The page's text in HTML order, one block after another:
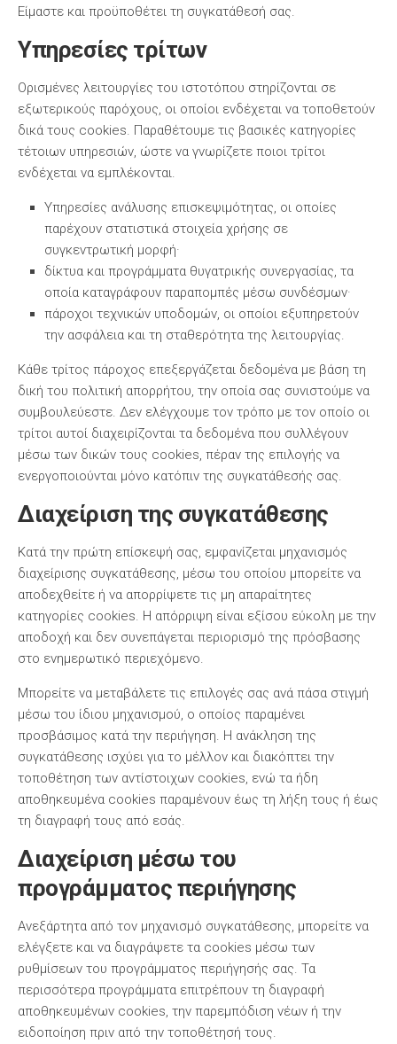
Είμαστε και προϋποθέτει τη συγκατάθεσή σας.
Υπηρεσίες τρίτων
Ορισμένες λειτουργίες του ιστοτόπου στηρίζονται σε
εξωτερικούς παρόχους, οι οποίοι ενδέχεται να τοποθετούν
δικά τους cookies. Παραθέτουμε τις βασικές κατηγορίες
τέτοιων υπηρεσιών, ώστε να γνωρίζετε ποιοι τρίτοι
ενδέχεται να εμπλέκονται.
Υπηρεσίες ανάλυσης επισκεψιμότητας, οι οποίες
παρέχουν στατιστικά στοιχεία χρήσης σε
συγκεντρωτική μορφή·
δίκτυα και προγράμματα θυγατρικής συνεργασίας, τα
οποία καταγράφουν παραπομπές μέσω συνδέσμων·
πάροχοι τεχνικών υποδομών, οι οποίοι εξυπηρετούν
την ασφάλεια και τη σταθερότητα της λειτουργίας.
Κάθε τρίτος πάροχος επεξεργάζεται δεδομένα με βάση τη
δική του πολιτική απορρήτου, την οποία σας συνιστούμε να
συμβουλεύεστε. Δεν ελέγχουμε τον τρόπο με τον οποίο οι
τρίτοι αυτοί διαχειρίζονται τα δεδομένα που συλλέγουν
μέσω των δικών τους cookies, πέραν της επιλογής να
ενεργοποιούνται μόνο κατόπιν της συγκατάθεσής σας.
Διαχείριση της συγκατάθεσης
Κατά την πρώτη επίσκεψή σας, εμφανίζεται μηχανισμός
διαχείρισης συγκατάθεσης, μέσω του οποίου μπορείτε να
αποδεχθείτε ή να απορρίψετε τις μη απαραίτητες
κατηγορίες cookies. Η απόρριψη είναι εξίσου εύκολη με την
αποδοχή και δεν συνεπάγεται περιορισμό της πρόσβασης
στο ενημερωτικό περιεχόμενο.
Μπορείτε να μεταβάλετε τις επιλογές σας ανά πάσα στιγμή
μέσω του ίδιου μηχανισμού, ο οποίος παραμένει
προσβάσιμος κατά την περιήγηση. Η ανάκληση της
συγκατάθεσης ισχύει για το μέλλον και διακόπτει την
τοποθέτηση των αντίστοιχων cookies, ενώ τα ήδη
αποθηκευμένα cookies παραμένουν έως τη λήξη τους ή έως
τη διαγραφή τους από εσάς.
Διαχείριση μέσω του
προγράμματος περιήγησης
Ανεξάρτητα από τον μηχανισμό συγκατάθεσης, μπορείτε να
ελέγξετε και να διαγράψετε τα cookies μέσω των
ρυθμίσεων του προγράμματος περιήγησής σας. Τα
περισσότερα προγράμματα επιτρέπουν τη διαγραφή
αποθηκευμένων cookies, την παρεμπόδιση νέων ή την
ειδοποίηση πριν από την τοποθέτησή τους.